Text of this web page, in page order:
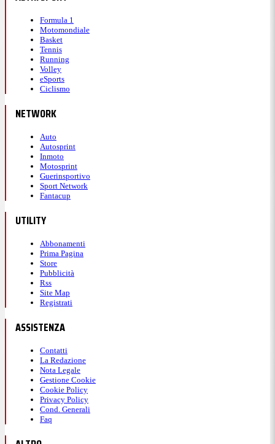
Formula 1
Motomondiale
Basket
Tennis
Running
Volley
eSports
Ciclismo
NETWORK
Auto
Autosprint
Inmoto
Motosprint
Guerinsportivo
Sport Network
Fantacup
UTILITY
Abbonamenti
Prima Pagina
Store
Pubblicità
Rss
Site Map
Registrati
ASSISTENZA
Contatti
La Redazione
Nota Legale
Gestione Cookie
Cookie Policy
Privacy Policy
Cond. Generali
Faq